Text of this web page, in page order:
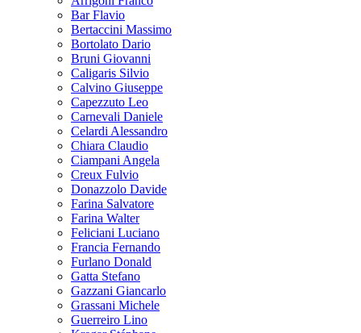
Bar Flavio
Bertaccini Massimo
Bortolato Dario
Bruni Giovanni
Caligaris Silvio
Calvino Giuseppe
Capezzuto Leo
Carnevali Daniele
Celardi Alessandro
Chiara Claudio
Ciampani Angela
Creux Fulvio
Donazzolo Davide
Farina Salvatore
Farina Walter
Feliciani Luciano
Francia Fernando
Furlano Donald
Gatta Stefano
Gazzani Giancarlo
Grassani Michele
Guerreiro Lino